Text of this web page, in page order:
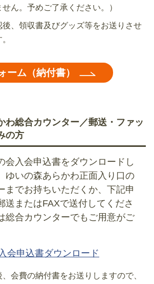
ん。予めご了承ください。）
、領収書及びグッズ等をお送りさせ
ーム（納付書）
わ総合カウンター／郵送・ファッ
の方
会入会申込書をダウンロードし
ゆいの森あらかわ正面入り口の
までお持ちいただくか、下記申
送またはFAXで送付してくださ
総合カウンターでもご用意がご
会申込書ダウンロード
会費の納付書をお送りしますので、